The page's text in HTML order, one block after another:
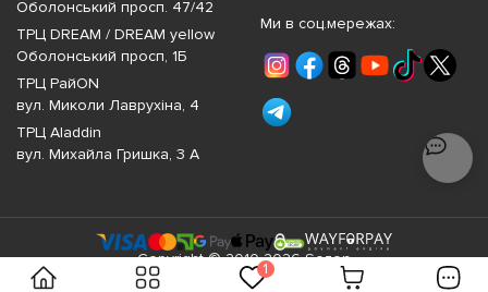
1
Оболонський просп. 47/42
ТРЦ DREAM / DREAM yellow
Оболонський просп, 1Б
ТРЦ РайON
вул. Миколи Лаврухіна, 4
ТРЦ Aladdin
вул. Михайла Гришка, 3 А
Ми в соц.мережах:
Copyright © 2010-2026 Sezon